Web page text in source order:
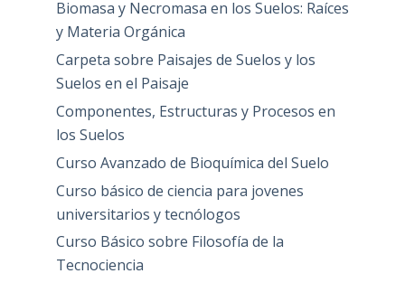
Biomasa y Necromasa en los Suelos: Raíces
y Materia Orgánica
Carpeta sobre Paisajes de Suelos y los
Suelos en el Paisaje
Componentes, Estructuras y Procesos en
los Suelos
Curso Avanzado de Bioquímica del Suelo
Curso básico de ciencia para jovenes
universitarios y tecnólogos
Curso Básico sobre Filosofía de la
Tecnociencia